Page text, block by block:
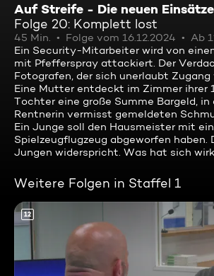
Auf Streife - Die neuen Einsätze
Folge 20: Komplett lost
45 Min. Folge vom 16.12.2024
Ab
Ein Security-Mitarbeiter wird von
mit Pfefferspray attackiert. Der
Fotografen, der sich unerlaubt
Eine Mutter entdeckt im Zimmer ihrer
Tochter eine große Summe Bargeld, in
Rentnerin vermisst gemeldeten
Ein Junge soll den Hausmeister mit
Spielzeugflugzeug abgeworfen haben.
Jungen widerspricht. Was hat sich
Weitere Folgen in Staffel 1
12